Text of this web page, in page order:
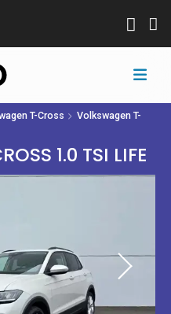
T-Cross
Volkswagen T-
1.0 TSI LIFE